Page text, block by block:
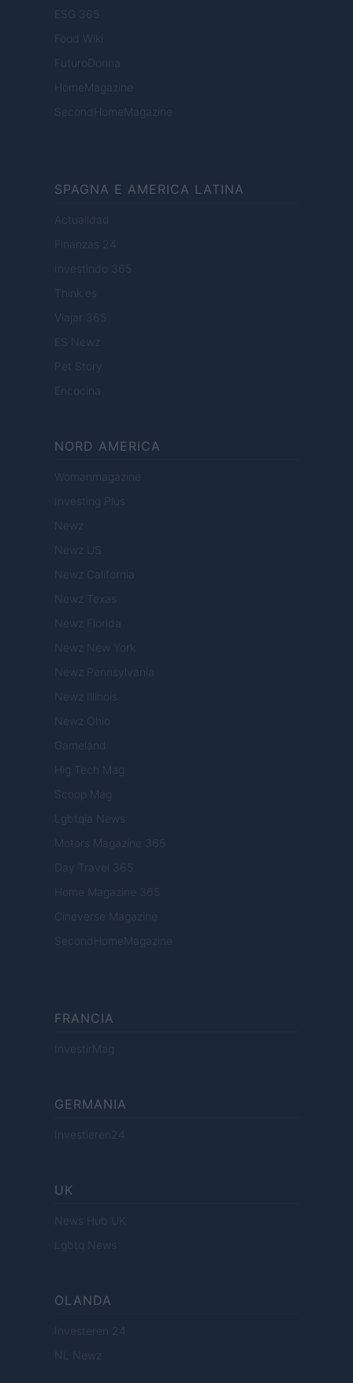
ESG 365
Food Wiki
FuturoDonna
HomeMagazine
SecondHomeMagazine
SPAGNA E AMERICA LATINA
Actualidad
Finanzas 24
Investindo 365
Think.es
Viajar 365
ES Newz
Pet Story
Encocina
NORD AMERICA
Womanmagazine
Investing Plus
Newz
Newz US
Newz California
Newz Texas
Newz Florida
Newz New York
Newz Pennsylvania
Newz Illinois
Newz Ohio
Gameland
Hig Tech Mag
Scoop Mag
Lgbtqia News
Motors Magazine 365
Day Travel 365
Home Magazine 365
Cineverse Magazine
SecondHomeMagazine
FRANCIA
InvestirMag
GERMANIA
Investieren24
UK
News Hub UK
Lgbtq News
OLANDA
Investeren 24
NL Newz